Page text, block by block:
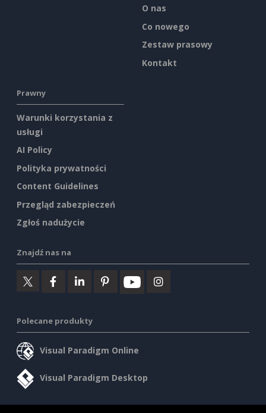
O nas
Co nowego
Zestaw prasowy
Kontakt
Prawny
Warunki korzystania z
usługi
AI Policy
Polityka prywatności
Content Guidelines
Przegląd zabezpieczeń
Zgłoś nadużycie
Znajdź nas na
Polecane produkty
Visual Paradigm Online
Visual Paradigm Desktop